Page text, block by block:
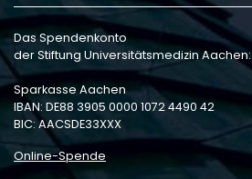
Das Spendenkonto
der Stiftung Universitätsmedizin Aachen:
Sparkasse Aachen
IBAN: DE88 3905 0000 1072 4490 42
BIC: AACSDE33XXX
Online-Spende